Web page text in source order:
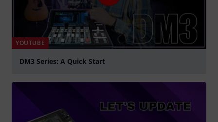
YOUTUBE
DM3 Series: A Quick Start